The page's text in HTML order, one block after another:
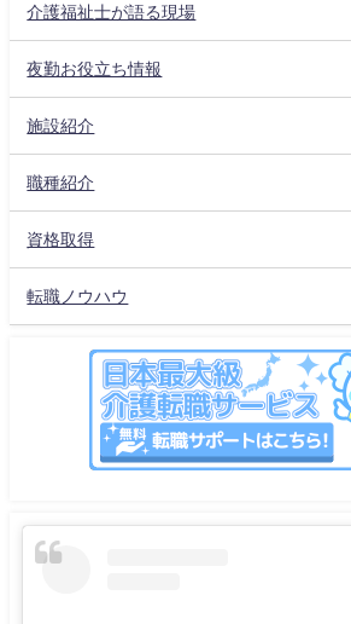
介護福祉士が語る現場
夜勤お役立ち情報
施設紹介
職種紹介
資格取得
転職ノウハウ